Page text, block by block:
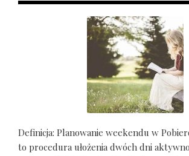
Definicja: Planowanie weekendu w
to procedura ułożenia dwóch dni